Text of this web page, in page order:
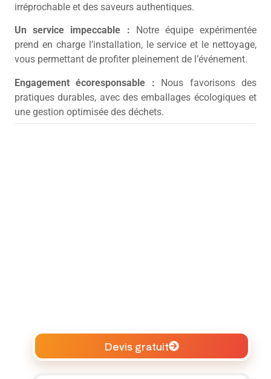
irréprochable et des saveurs authentiques.
Un service impeccable : Notre équipe expérimentée
prend en charge l’installation, le service et le nettoyage,
vous permettant de profiter pleinement de l’événement.
Engagement écoresponsable : Nous favorisons des
pratiques durables, avec des emballages écologiques et
une gestion optimisée des déchets.
Devis gratuit